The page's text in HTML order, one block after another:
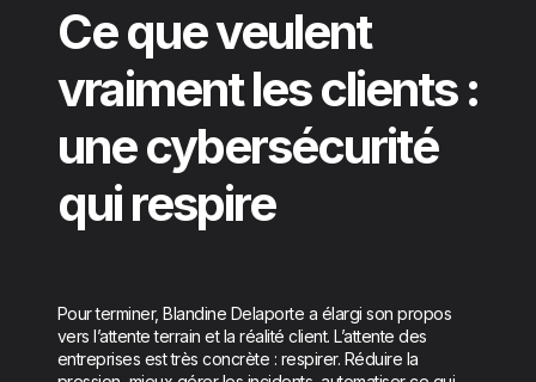
Ce que veulent
vraiment les clients :
une cybersécurité
qui respire
Pour terminer, Blandine Delaporte a élargi son propos
vers l’attente terrain et la réalité client. L’attente des
entreprises est très concrète : respirer. Réduire la